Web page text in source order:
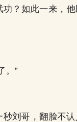
？如此一来，
。”
刘哥，翻脸不